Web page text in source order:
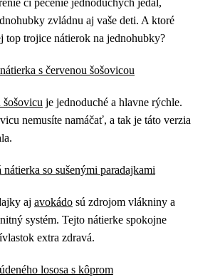
či pečenie jednoduchých jedál,
zvládnu aj vaše deti. A ktoré
top trojice nátierok na jednohubky?
s červenou šošovicou
šošovicu je jednoduché a hlavne rýchle.
nemusíte namáčať, a tak je táto verzia
so sušenými paradajkami
aj avokádo sú zdrojom vlákniny a
systém. Tejto nátierke spokojne
extra zdravá.
lososa s kôprom